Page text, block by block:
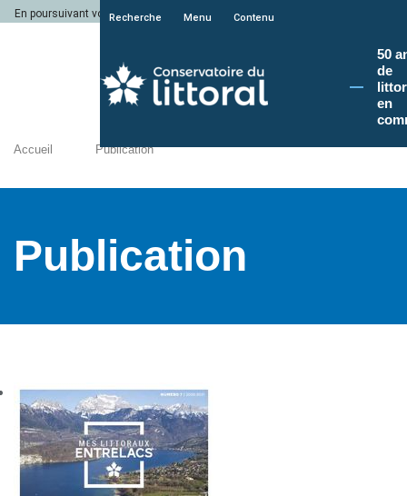
En poursuivant votre navigation sur le site du Conservatoire du littoral, vous
Recherche Menu Contenu
50
de
en
Accueil Publication
Publication